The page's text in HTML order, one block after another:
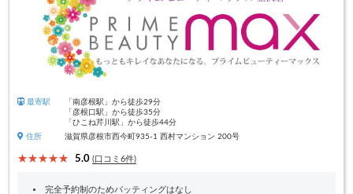
最寄駅
「南彦根駅」から徒歩29分
「彦根口駅」から徒歩35分
「ひこね芹川駅」から徒歩44分
住所
滋賀県彦根市西今町935-1 西村マンション 200号
5.0 (口コミ6件)
完全予約制のためバッティングはなし